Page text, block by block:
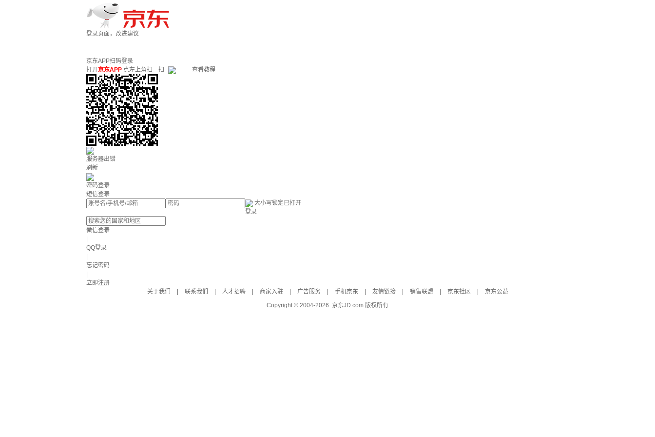
登录页面，改进建议
京东APP扫码登录
打开京东APP 点左上角扫一扫 查看教程
服务器出错
刷新
密码登录
短信登录
大小写锁定已打开
登录
微信登录
QQ登录
忘记密码
立即注册
关于我们
联系我们 人才招聘 商家入驻 广告服务 手机京东 友情链接 销售联盟 京东社区
京东公益
Copyright © 2004-2026 京东JD.com 版权所有